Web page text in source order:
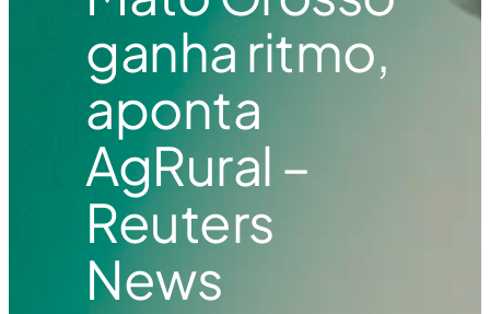
ganha ritmo,
aponta
AgRural –
Reuters
News